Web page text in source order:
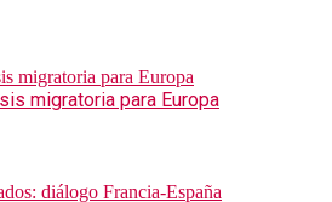
migratoria para Europa